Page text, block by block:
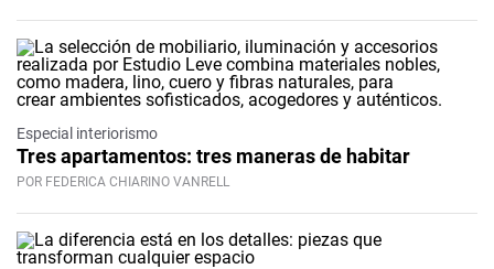
Especial interiorismo
Tres apartamentos: tres maneras de habitar
POR FEDERICA CHIARINO VANRELL